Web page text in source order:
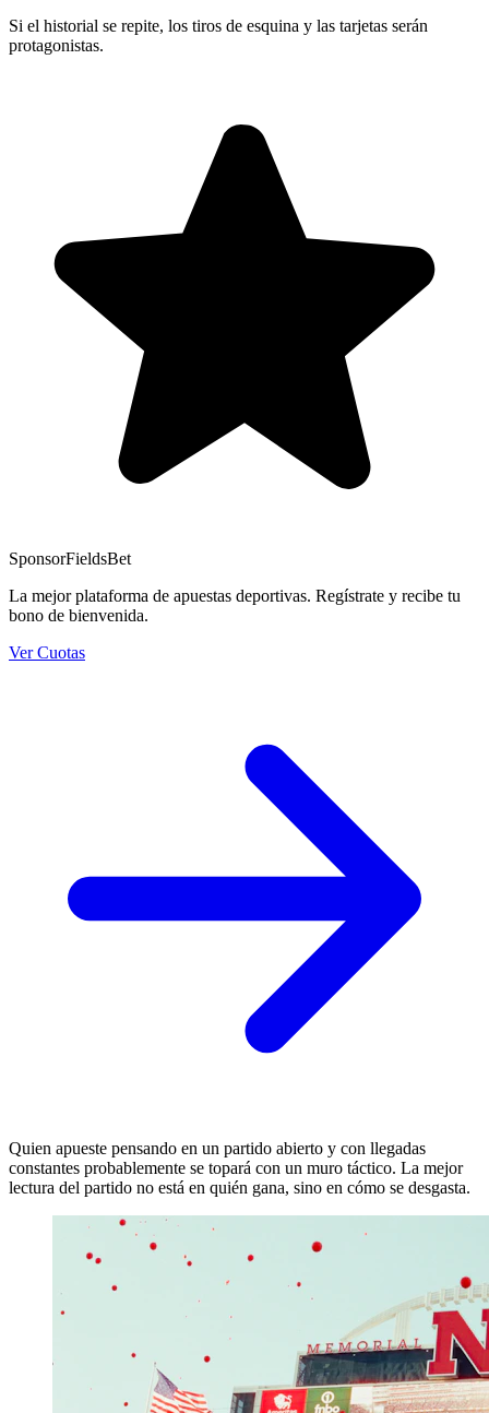
Si el historial se repite, los tiros de esquina y las tarjetas serán
protagonistas.
SponsorFieldsBet
La mejor plataforma de apuestas deportivas. Regístrate y recibe tu
bono de bienvenida.
Ver Cuotas
Quien apueste pensando en un partido abierto y con llegadas
constantes probablemente se topará con un muro táctico. La mejor
lectura del partido no está en quién gana, sino en cómo se desgasta.